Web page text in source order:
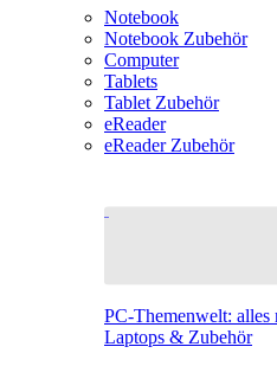
Notebook
Notebook Zubehör
Computer
Tablets
Tablet Zubehör
eReader
eReader Zubehör
PC-Themenwelt: alles
Laptops & Zubehör